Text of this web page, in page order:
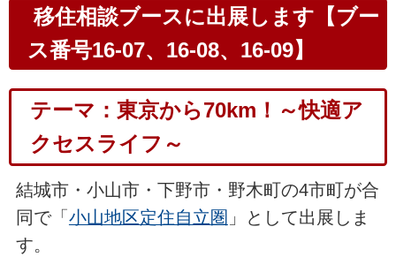
移住相談ブースに出展します【ブー
ス番号16-07、16-08、16-09】
テーマ：東京から70km！～快適ア
クセスライフ～
結城市・小山市・下野市・野木町の4市町が合
同で「 小山地区定住自立圏 」として出展しま
す。